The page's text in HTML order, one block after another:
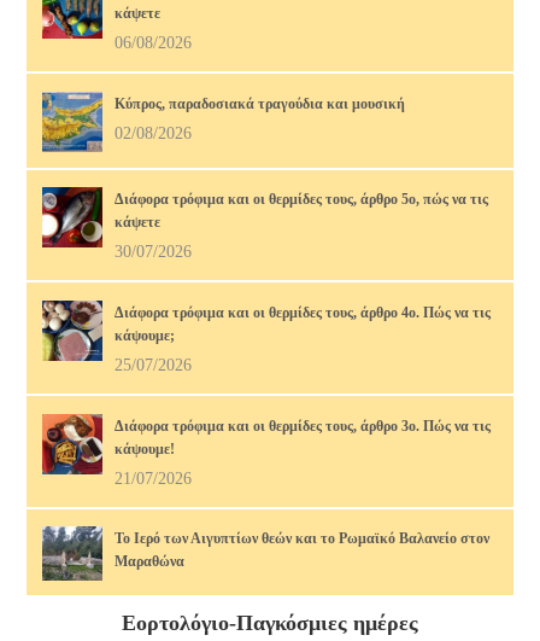
κάψετε
06/08/2026
Κύπρος, παραδοσιακά τραγούδια και μουσική
02/08/2026
Διάφορα τρόφιμα και οι θερμίδες τους, άρθρο 5ο, πώς να τις
κάψετε
30/07/2026
Διάφορα τρόφιμα και οι θερμίδες τους, άρθρο 4ο. Πώς να τις
κάψουμε;
25/07/2026
Διάφορα τρόφιμα και οι θερμίδες τους, άρθρο 3ο. Πώς να τις
κάψουμε!
21/07/2026
Το Ιερό των Αιγυπτίων θεών και το Ρωμαϊκό Βαλανείο στον
Μαραθώνα
17/07/2026
Εορτολόγιο-Παγκόσμιες ημέρες